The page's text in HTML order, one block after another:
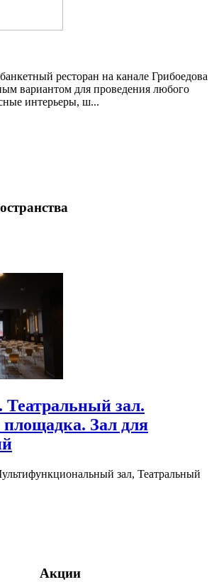
ресторан на канале Грибоедова
вариантом для проведения любого
интерьеры, ш...
Театральный зал.
Зал для
зал, Театральный
Акции